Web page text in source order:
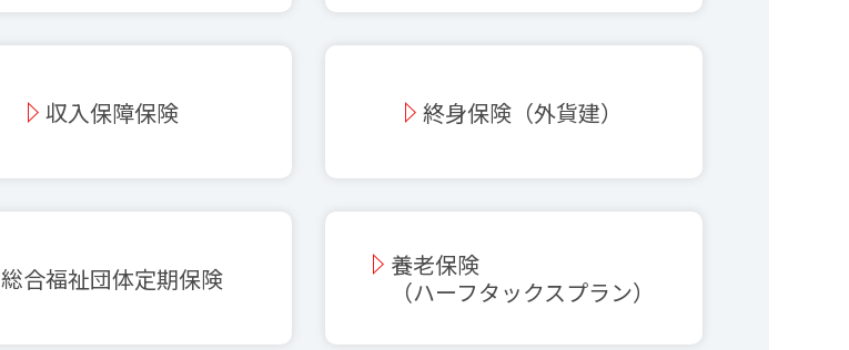
収入保障保険 終身保険（外貨建）
総合福祉団体定期保険
養老保険
（ハーフタックスプラン）